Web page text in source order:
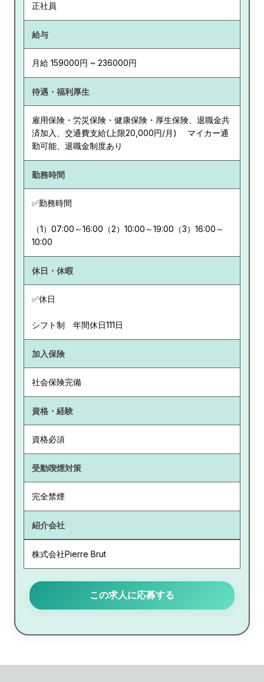
正社員
給与
月給 159000円 ~ 236000円
待遇・福利厚生
雇用保険・労災保険・健康保険・厚生保険、退職金共
済加入、交通費支給(上限20,000円/月) マイカー通
勤可能、退職金制度あり
勤務時間
✅勤務時間
（1）07:00～16:00（2）10:00～19:00（3）16:00～
10:00
休日・休暇
✅休日
シフト制 年間休日111日
加入保険
社会保険完備
資格・経験
資格必須
受動喫煙対策
完全禁煙
紹介会社
株式会社Pierre Brut
この求人に応募する